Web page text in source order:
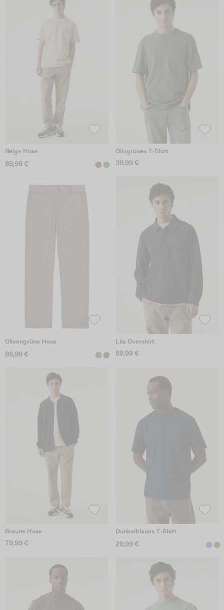
Beige Hose
89,99 €
Olivgrünes T-Shirt
39,99 €
Olivengrüne Hose
89,99 €
Lila Overshirt
89,99 €
Braune Hose
79,99 €
Dunkelblaues T-Shirt
29,99 €